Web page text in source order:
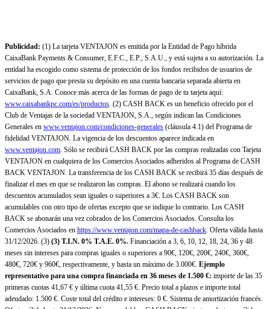
Publicidad: (1) La tarjeta VENTAJON es emitida por la Entidad de Pago híbrida
CaixaBank Payments & Consumer, E.F.C., E.P., S.A.U., y está sujeta a su autorización. La
entidad ha escogido como sistema de protección de los fondos recibidos de usuarios de
servicios de pago que presta su depósito en una cuenta bancaria separada abierta en
CaixaBank, S.A. Conoce más acerca de las formas de pago de tu tarjeta aquí:
www.caixabankpc.com/es/productos. (2) CASH BACK es un beneficio ofrecido por el
Club de Ventajas de la sociedad VENTAJON, S.A., según indican las Condiciones
Generales en www.ventajon.com/condiciones-generales (cláusula 4.1) del Programa de
fidelidad VENTAJON. La vigencia de los descuentos aparece indicada en
www.ventajon.com. Sólo se recibirá CASH BACK por las compras realizadas con Tarjeta
VENTAJON en cualquiera de los Comercios Asociados adheridos al Programa de CASH
BACK VENTAJON. La transferencia de los CASH BACK se recibirá 35 días después de
finalizar el mes en que se realizaron las compras. El abono se realizará cuando los
descuentos acumulados sean iguales o superiores a 3€. Los CASH BACK son
acumulables con otro tipo de ofertas excepto que se indique lo contrario. Los CASH
BACK se abonarán una vez cobrados de los Comercios Asociados. Consulta los
Comercios Asociados en https://www.ventajon.com/mapa-de-cashback. Oferta válida hasta
31/12/2026. (3) (3) T.I.N. 0% T.A.E. 0%. Financiación a 3, 6, 10, 12, 18, 24, 36 y 48
meses sin intereses para compras iguales o superiores a 90€, 120€, 200€, 240€, 360€,
480€, 720€ y 960€, respectivamente, y hasta un máximo de 3.000€. Ejemplo
representativo para una compra financiada en 36 meses de 1.500 €: importe de las 35
primeras cuotas 41,67 € y última cuota 41,55 €. Precio total a plazos e importe total
adeudado: 1.500 €. Coste total del crédito e intereses: 0 €. Sistema de amortización francés.